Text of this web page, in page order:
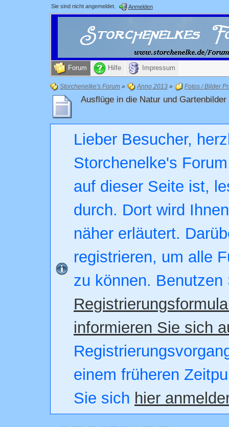
Sie sind nicht angemeldet. Anmelden
Forum Hilfe Impressum
Storchenelke's Forum » Anno 2013 » Fotos / Bilder
Ausflüge in die Natur und Gartenbilder
Lieber Besucher,
Storchenelke's
auf dieser Seite ist,
durch. Dort wird
näher erläutert.
registrieren, um alle
zu können. Benutzen
informieren Sie sich
einem früheren
Sie sich hier